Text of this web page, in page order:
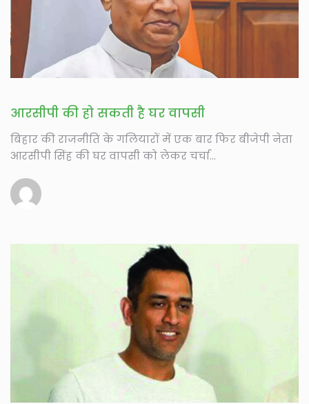
आरसीपी की हो सकती है घर वापसी
बिहार की राजनीति के गलियारों में एक बार फिर बीजेपी नेता
आरसीपी सिंह की घर वापसी को लेकर चर्चा...